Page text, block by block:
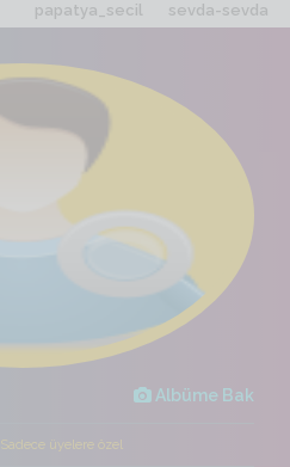
papatya_secil sevda-sevda
Albüme Bak
Sadece üyelere özel